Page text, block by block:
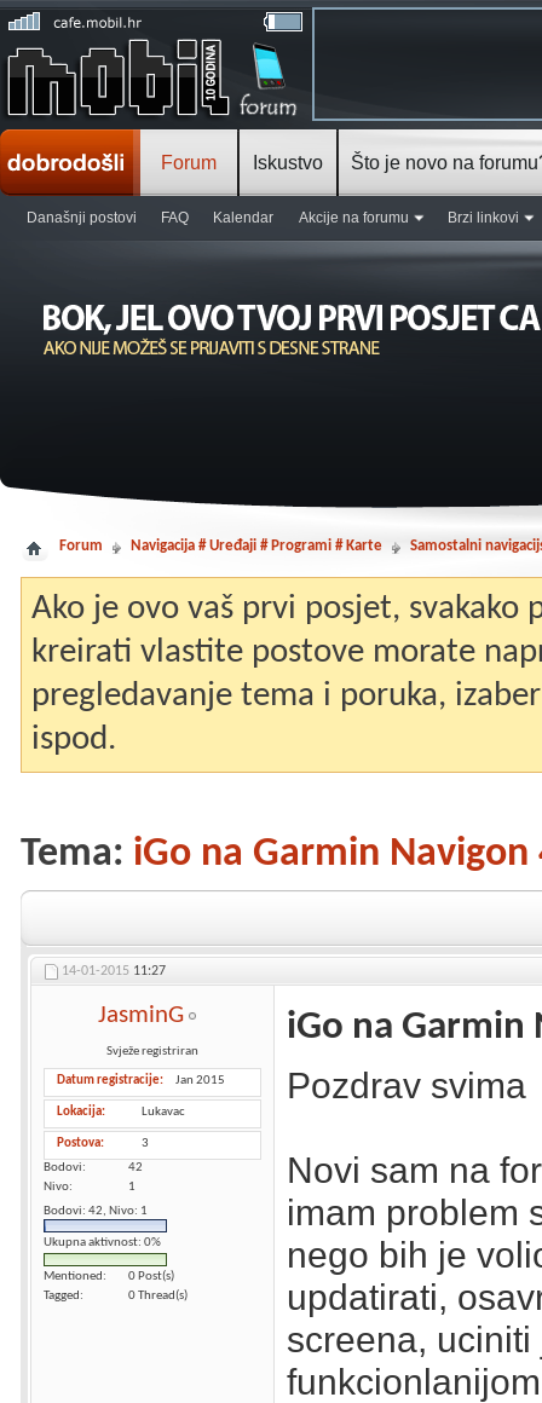
Forum
Današnji postovi FAQ Kalendar Akcije na forumu Brzi linkovi
Iskustvo Što je novo na
Forum Navigacija # Uređaji # Programi # Karte Samostalni
Ako je ovo vaš prvi posjet, svakako
kreirati vlastite postove morate
pregledavanje tema i poruka,
ispod.
Tema: iGo na Garmin Navigon
14-01-2015 11:27
JasminG
Svježe registriran
Datum registracije Jan 2015
Lokacija Lukavac
Postova
3
Bodovi
42
Nivo
1
Bodovi: 42, Nivo: 1
Ukupna aktivnost: 0%
Mentioned
0 Post(s)
Tagged
0 Thread(s)
iGo na Garmin
Pozdrav svima
Novi sam na
imam problem
nego bih je
updatirati,
screena, uciniti